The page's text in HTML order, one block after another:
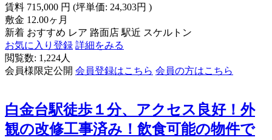
賃料 715,000 円 (坪単価: 24,303円 )
敷金 12.00ヶ月
新着 おすすめ レア 路面店 駅近 スケルトン
お気に入り登録 詳細をみる
閲覧数: 1,224人
会員様限定公開 会員登録はこちら 会員の方はこちら
白金台駅徒歩１分、アクセス良好！外
観の改修工事済み！飲食可能の物件で